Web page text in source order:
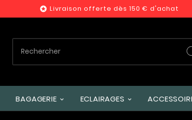
 Livraison offerte dès 150 € d'achat
BAGAGERIE ECLAIRAGES